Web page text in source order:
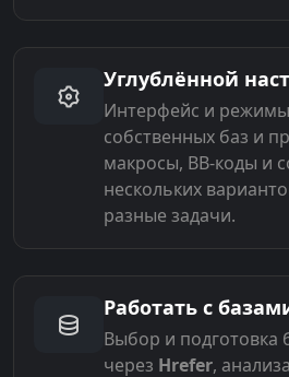
Углублённой
Интерфейс и
собственных баз и
макросы, BB-коды и
нескольких
разные задачи.
Работать с
Выбор и подготовка
через Hrefer,